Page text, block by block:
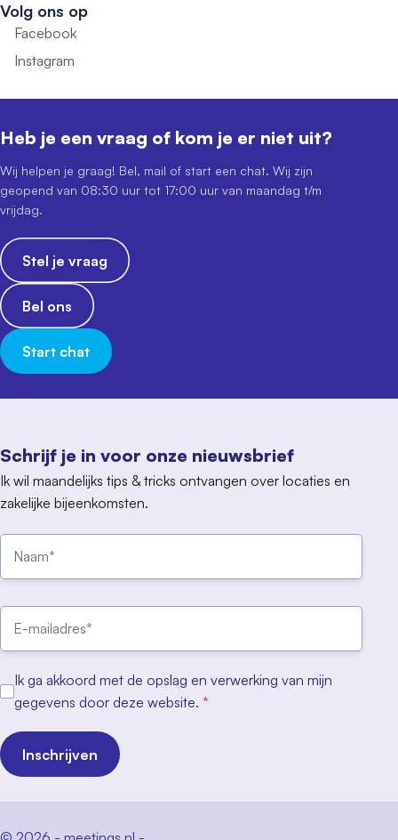
Volg ons op
Facebook
Instagram
Schrijf je in voor onze nieuwsbrief
Ik wil maandelijks tips & tricks ontvangen over locaties en
zakelijke bijeenkomsten.
Ik ga akkoord met de opslag en verwerking van mijn
gegevens door deze website. *
Inschrijven
Heb je een vraag of kom je er niet uit?
Wij helpen je graag! Bel, mail of start een chat. Wij zijn
geopend van 08:30 uur tot 17:00 uur van maandag t/m
vrijdag.
Stel je vraag
Bel ons
Start chat